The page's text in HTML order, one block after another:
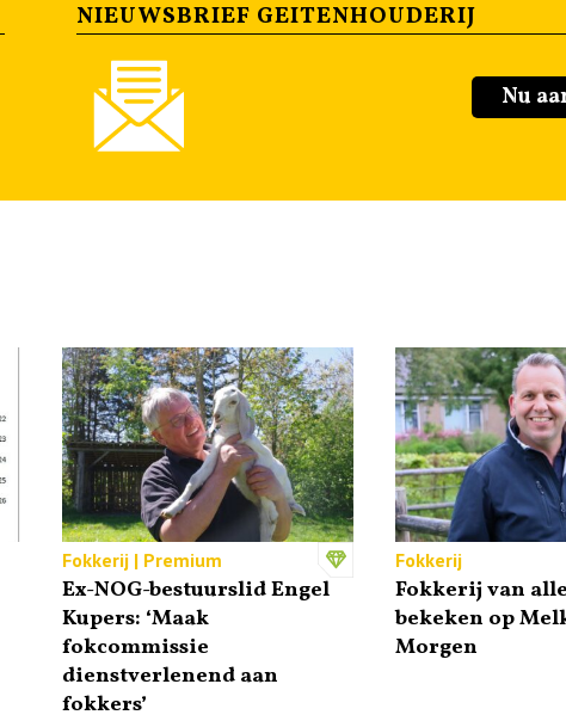
NIEUWSBRIEF GEITENHOUDERIJ
Nu
Fokkerij | Premium
Ex-NOG-bestuurslid Engel
Kupers: ‘Maak
fokcommissie
dienstverlenend aan
fokkers’
Fokkerij
Fokkerij van
bekeken op
Morgen